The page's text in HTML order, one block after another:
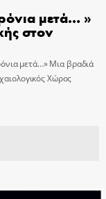
μετά… »
στον
μετά…» Μια βραδιά
Χώρος